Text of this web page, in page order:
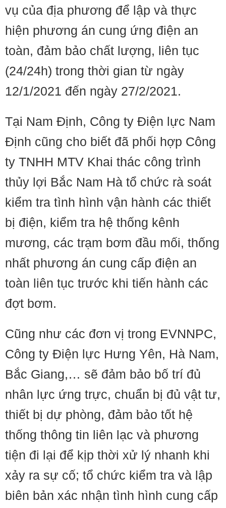
vụ của địa phương để lập và thực
hiện phương án cung ứng điện an
toàn, đảm bảo chất lượng, liên tục
(24/24h) trong thời gian từ ngày
12/1/2021 đến ngày 27/2/2021.
Tại Nam Định, Công ty Điện lực Nam
Định cũng cho biết đã phối hợp Công
ty TNHH MTV Khai thác công trình
thủy lợi Bắc Nam Hà tổ chức rà soát
kiểm tra tình hình vận hành các thiết
bị điện, kiểm tra hệ thống kênh
mương, các trạm bơm đầu mối, thống
nhất phương án cung cấp điện an
toàn liên tục trước khi tiến hành các
đợt bơm.
Cũng như các đơn vị trong EVNNPC,
Công ty Điện lực Hưng Yên, Hà Nam,
Bắc Giang,… sẽ đảm bảo bố trí đủ
nhân lực ứng trực, chuẩn bị đủ vật tư,
thiết bị dự phòng, đảm bảo tốt hệ
thống thông tin liên lạc và phương
tiện đi lại để kịp thời xử lý nhanh khi
xảy ra sự cố; tổ chức kiểm tra và lập
biên bản xác nhận tình hình cung cấp